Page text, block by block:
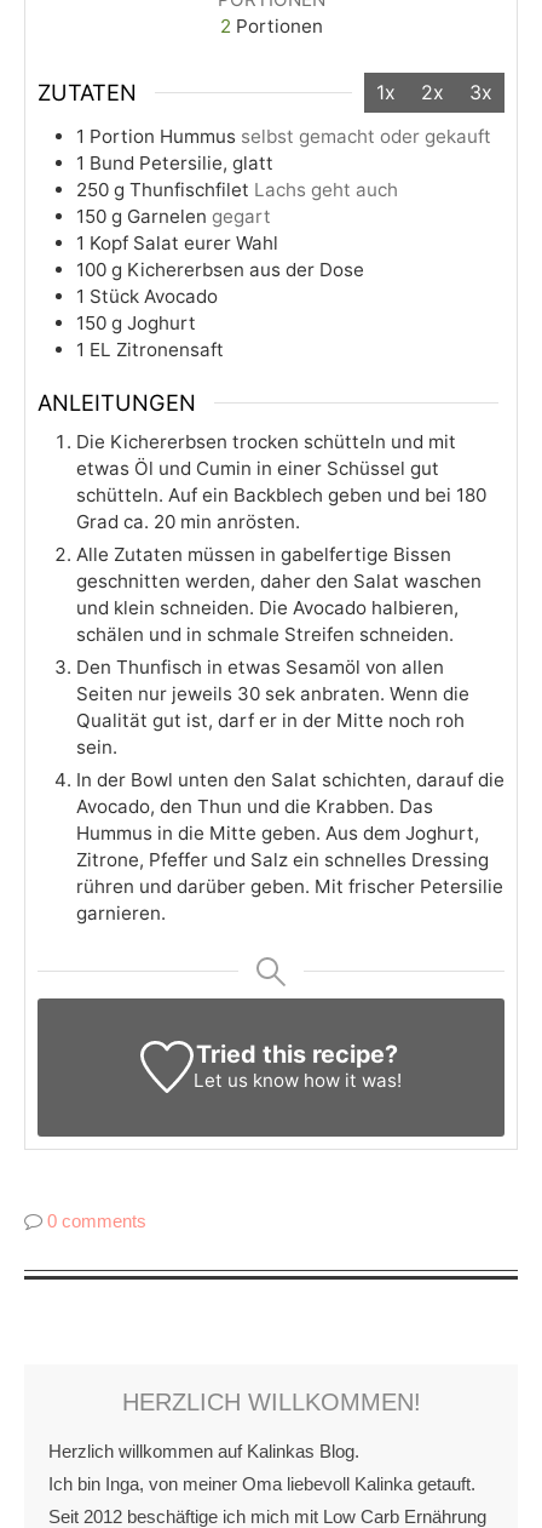
2 Portionen
ZUTATEN 1x 2x 3x
1 Portion Hummus selbst gemacht oder gekauft
1 Bund Petersilie, glatt
250 g Thunfischfilet Lachs geht auch
150 g Garnelen gegart
1 Kopf Salat eurer Wahl
100 g Kichererbsen aus der Dose
1 Stück Avocado
150 g Joghurt
1 EL Zitronensaft
ANLEITUNGEN
Die Kichererbsen trocken schütteln und mit
etwas Öl und Cumin in einer Schüssel gut
schütteln. Auf ein Backblech geben und bei 180
Grad ca. 20 min anrösten.
Alle Zutaten müssen in gabelfertige Bissen
geschnitten werden, daher den Salat waschen
und klein schneiden. Die Avocado halbieren,
schälen und in schmale Streifen schneiden.
Den Thunfisch in etwas Sesamöl von allen
Seiten nur jeweils 30 sek anbraten. Wenn die
Qualität gut ist, darf er in der Mitte noch roh
sein.
In der Bowl unten den Salat schichten, darauf die
Avocado, den Thun und die Krabben. Das
Hummus in die Mitte geben. Aus dem Joghurt,
Zitrone, Pfeffer und Salz ein schnelles Dressing
rühren und darüber geben. Mit frischer Petersilie
garnieren.
Tried this recipe?
Let us knowhow it was!
0 comments
HERZLICH WILLKOMMEN!
Herzlich willkommen auf Kalinkas Blog.
Ich bin Inga, von meiner Oma liebevoll Kalinka getauft.
Seit 2012 beschäftige ich mich mit Low Carb Ernährung